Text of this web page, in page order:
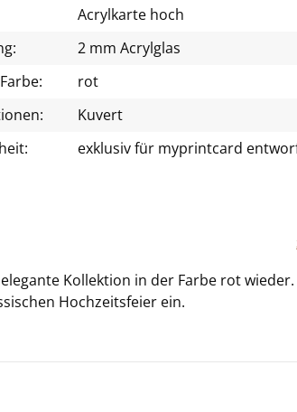
Acrylkarte hoch
2 mm Acrylglas
rot
Kuvert
exklusiv für myprintcard
Kol­lek­ti­on in der Farbe rot
Hoch­zeits­fei­er ein.